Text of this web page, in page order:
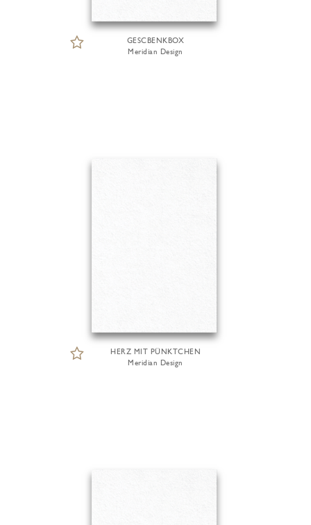
GESCBENKBOX
Meridian Design
HERZ MIT PÜNKTCHEN
Meridian Design